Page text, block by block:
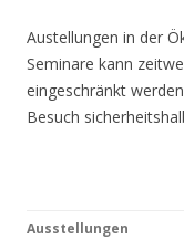
Austellungen in der
Seminare kann
eingeschränkt
Besuch
Ausstellungen